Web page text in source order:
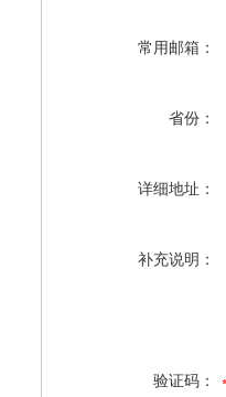
常用邮箱：
省份：
详细地址：
补充说明：
验证码：